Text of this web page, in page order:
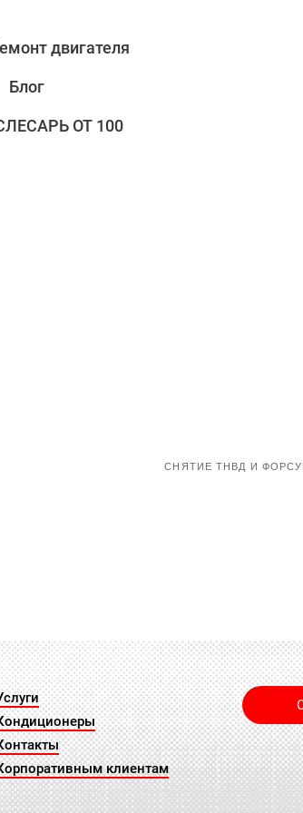
двигателя
Блог
ОТ 100
СНЯТИЕ ТНВД И
клиентам